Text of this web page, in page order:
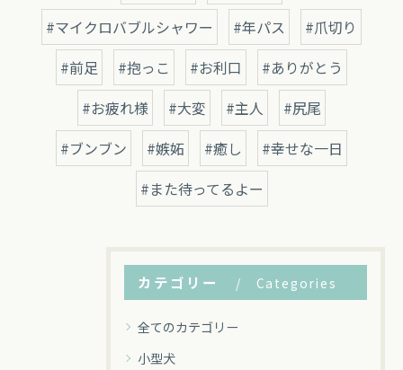
#マイクロバブルシャワー
#年パス
#爪切り
#前足
#抱っこ #お利口
#ありがとう
#お疲れ様
#大変 #主人
#尻尾
#ブンブン
#嫉妬 #癒し
#幸せな一日
#また待ってるよー
カテゴリー Categories
全てのカテゴリー
小型犬